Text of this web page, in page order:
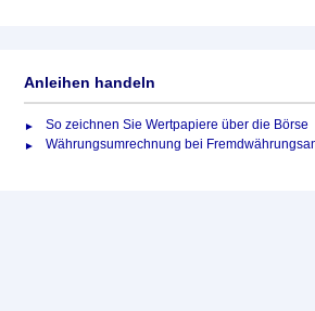
Anleihen handeln
So zeichnen Sie Wertpapiere über die Börse
Währungsumrechnung bei